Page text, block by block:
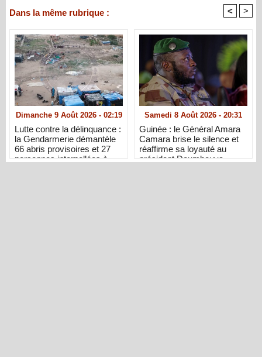
Dans la même rubrique : < >
Dimanche 9 Août 2026 - 02:19
Lutte contre la délinquance :
la Gendarmerie démantèle
66 abris provisoires et 27
personnes interpellées à
Samedi 8 Août 2026 - 20:31
Guinée : le Général Amara
Camara brise le silence et
réaffirme sa loyauté au
président Doumbouya